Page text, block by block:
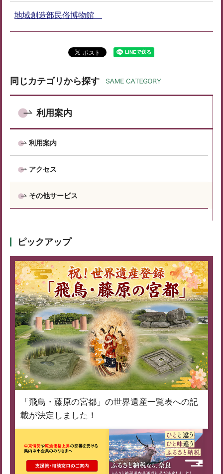
地域創造部民俗博物館
同じカテゴリから探す
利用案内
利用案内
アクセス
その他サービス
ピックアップ
「飛鳥・藤原の宮都」の世界遺産一覧表への記
載が決定しました！